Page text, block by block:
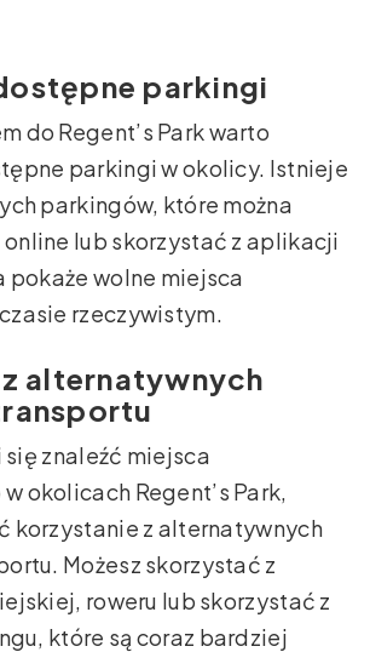
parkingi
do Regent’s Park warto
parkingi w okolicy. Istnieje
parkingów, które można
lub skorzystać z aplikacji
pokaże wolne miejsca
rzeczywistym.
alternatywnych
się znaleźć miejsca
okolicach Regent’s Park,
korzystanie z alternatywnych
Możesz skorzystać z
roweru lub skorzystać z
które są coraz bardziej